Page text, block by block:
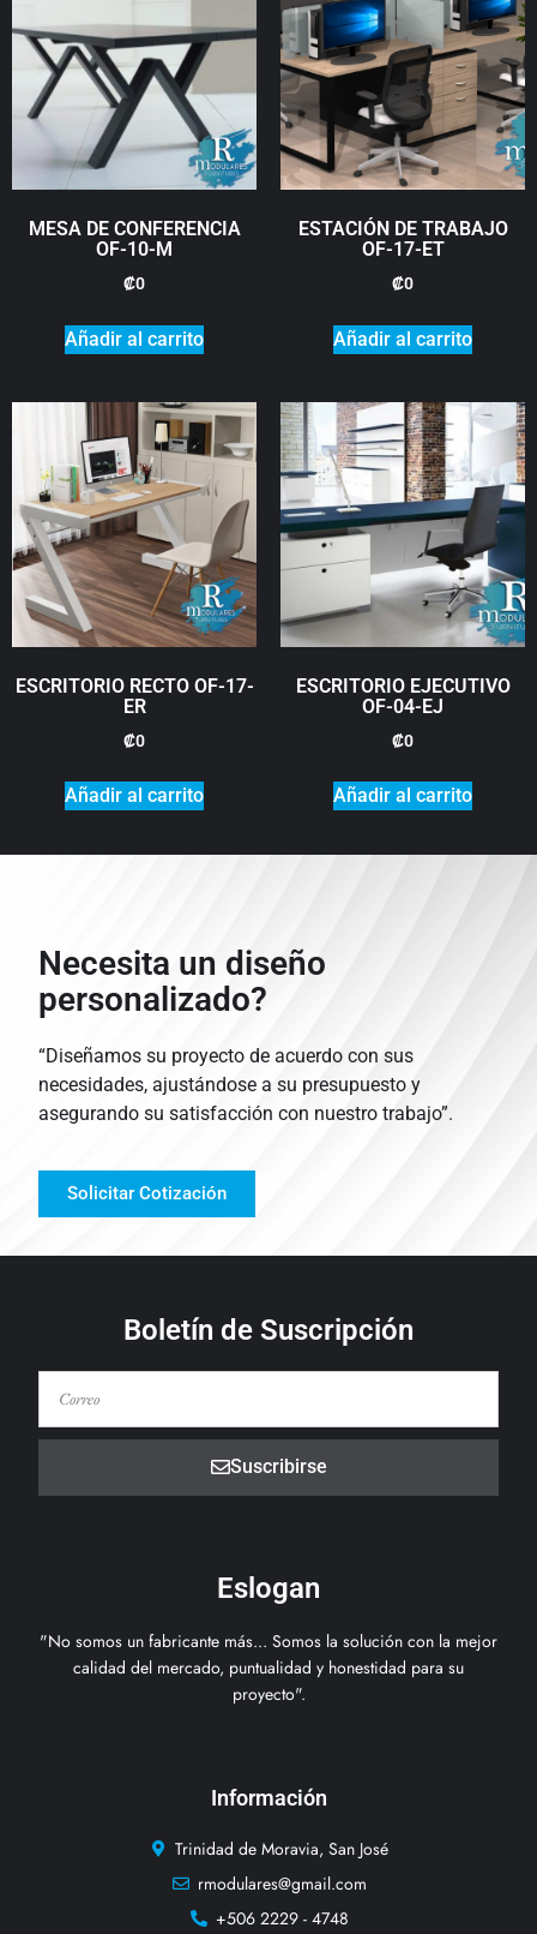
MESA DE CONFERENCIA
OF-10-M
₡0
Añadir al carrito
ESTACIÓN DE TRABAJO
OF-17-ET
₡0
Añadir al carrito
ESCRITORIO RECTO OF-17-
ER
₡0
Añadir al carrito
ESCRITORIO EJECUTIVO
OF-04-EJ
₡0
Añadir al carrito
Necesita un diseño
personalizado?
“Diseñamos su proyecto de acuerdo con sus
necesidades, ajustándose a su presupuesto y
asegurando su satisfacción con nuestro trabajo”.
Solicitar Cotización
Boletín de Suscripción
Suscribirse
Eslogan
"No somos un fabricante más... Somos la solución con la mejor
calidad del mercado, puntualidad y honestidad para su
proyecto".
Información
Trinidad de Moravia, San José
rmodulares@gmail.com
+506 2229 - 4748